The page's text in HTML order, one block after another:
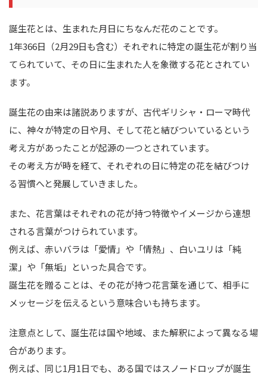
誕生花とは、生まれた月日にちなんだ花のことです。
1年366日（2月29日も含む）それぞれに特定の誕生花が割り当
てられていて、その日に生まれた人を象徴する花とされてい
ます。
誕生花の由来は諸説ありますが、古代ギリシャ・ローマ時代
に、神々が特定の日や月、そして花と結びついているという
考え方があったことが起源の一つとされています。
その考え方が時を経て、それぞれの日に特定の花を結びつけ
る習慣へと発展していきました。
また、花言葉はそれぞれの花が持つ特徴やイメージから連想
される言葉がつけられています。
例えば、赤いバラは「愛情」や「情熱」、白いユリは「純
潔」や「無垢」といった具合です。
誕生花を贈ることは、その花が持つ花言葉を通じて、相手に
メッセージを伝えるという意味合いも持ちます。
注意点として、誕生花は国や地域、また解釈によって異なる場
合があります。
例えば、同じ1月1日でも、ある国ではスノードロップが誕生